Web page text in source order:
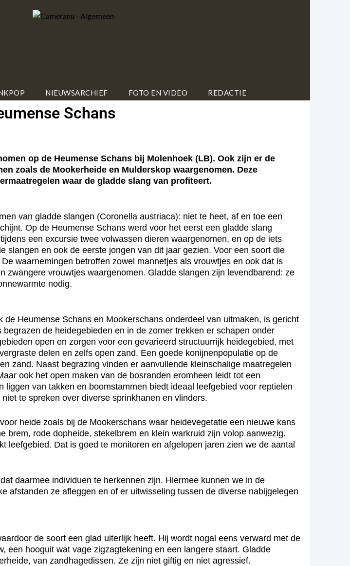
NIEUWSARCHIEF FOTO EN VIDEO REDACTIE
Schans
op de Heumense Schans bij Molenhoek (LB). Ook zijn er de
zoals de Mookerheide en Mulderskop waargenomen. Deze
waar de gladde slang van profiteert.
van gladde slangen (Coronella austriaca): niet te heet, af en toe een
Op de Heumense Schans werd voor het eerst een gladde slang
een excursie twee volwassen dieren waargenomen, en op de iets
slangen en ook de eerste jongen van dit jaar gezien. Voor een soort die
waarnemingen betroffen zowel mannetjes als vrouwtjes en ook dat is
zwangere vrouwtjes waargenomen. Gladde slangen zijn levendbarend: ze
nodig.
Heumense Schans en Mookerschans onderdeel van uitmaken, is gericht
de heidegebieden en in de zomer trekken er schapen onder
open en zorgen voor een gevarieerd structuurrijk heidegebied, met
delen en zelfs open zand. Een goede konijnenpopulatie op de
zand. Naast begrazing vinden er aanvullende kleinschalige maatregelen
ook het open maken van de bosranden eromheen leidt tot een
van takken en boomstammen biedt ideaal leefgebied voor reptielen
te spreken over diverse sprinkhanen en vlinders.
heide zoals bij de Mookerschans waar heidevegetatie een nieuwe kans
brem, rode dopheide, stekelbrem en klein warkruid zijn volop aanwezig.
leefgebied. Dat is goed te monitoren en afgelopen jaren zien we de aantal
daarmee individuen te herkennen zijn. Hiermee kunnen we in de
afstanden ze afleggen en of er uitwisseling tussen de diverse nabijgelegen
de soort een glad uiterlijk heeft. Hij wordt nogal eens verward met de
een hooguit wat vage zigzagtekening en een langere staart. Gladde
van zandhagedissen. Ze zijn niet giftig en niet agressief.